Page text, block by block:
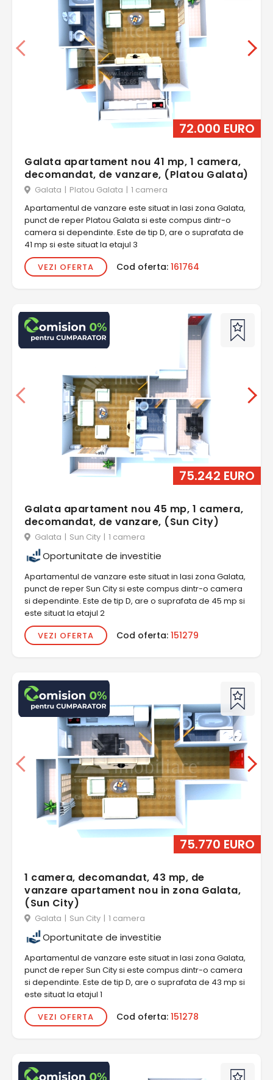
72.000 EURO
Galata apartament nou 41 mp, 1 camera,
decomandat, de vanzare, (Platou Galata)
Galata | Platou Galata | 1 camera
Apartamentul de vanzare este situat in Iasi zona Galata,
punct de reper Platou Galata si este compus dintr-o
camera si dependinte. Este de tip D, are o suprafata de
41 mp si este situat la etajul 3
VEZI OFERTA
Cod oferta: 161764
75.242 EURO
Galata apartament nou 45 mp, 1 camera,
decomandat, de vanzare, (Sun City)
Galata | Sun City | 1 camera
Oportunitate de investitie
Apartamentul de vanzare este situat in Iasi zona Galata,
punct de reper Sun City si este compus dintr-o camera
si dependinte. Este de tip D, are o suprafata de 45 mp si
este situat la etajul 2
VEZI OFERTA
Cod oferta: 151279
75.770 EURO
1 camera, decomandat, 43 mp, de
vanzare apartament nou in zona Galata,
(Sun City)
Galata | Sun City | 1 camera
Oportunitate de investitie
Apartamentul de vanzare este situat in Iasi zona Galata,
punct de reper Sun City si este compus dintr-o camera
si dependinte. Este de tip D, are o suprafata de 43 mp si
este situat la etajul 1
VEZI OFERTA
Cod oferta: 151278